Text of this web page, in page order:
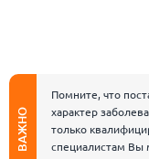
ВАЖНО
Помните, что
характер
только
специалистам Вы